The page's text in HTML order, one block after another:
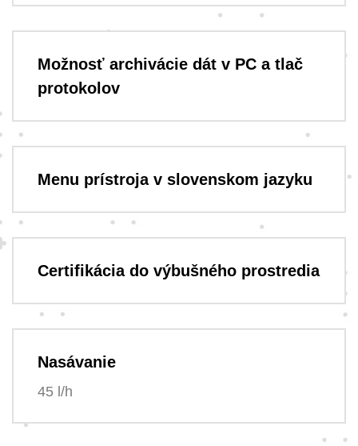
Možnosť archivácie dát v PC a tlač
protokolov
Menu prístroja v slovenskom jazyku
Certifikácia do výbušného prostredia
Nasávanie
45 l/h